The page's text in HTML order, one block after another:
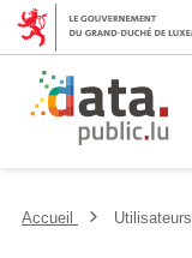
Accueil Utilisateurs